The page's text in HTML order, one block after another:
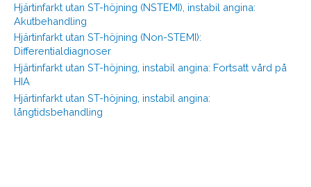
Hjärtinfarkt utan ST-höjning (NSTEMI), instabil angina:
Akutbehandling
Hjärtinfarkt utan ST-höjning (Non-STEMI):
Differentialdiagnoser
Hjärtinfarkt utan ST-höjning, instabil angina: Fortsatt vård på
HIA
Hjärtinfarkt utan ST-höjning, instabil angina:
långtidsbehandling